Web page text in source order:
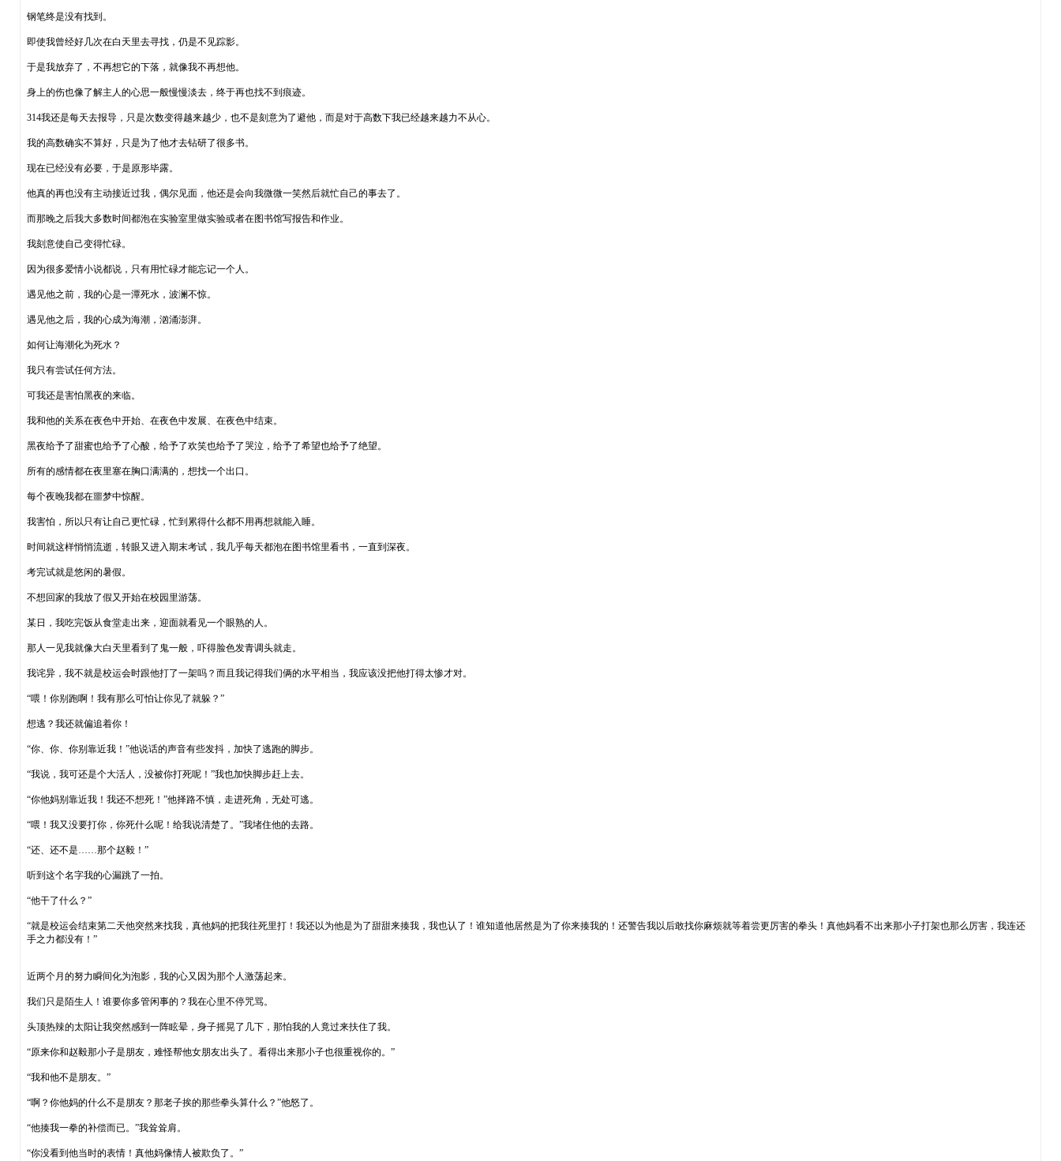
钢笔终是没有找到。
即使我曾经好几次在白天里去寻找，仍是不见踪影。
于是我放弃了，不再想它的下落，就像我不再想他。
身上的伤也像了解主人的心思一般慢慢淡去，终于再也找不到痕迹。
314我还是每天去报导，只是次数变得越来越少，也不是刻意为了避他，而是对于高数下我已经越来越力不从心。
我的高数确实不算好，只是为了他才去钻研了很多书。
现在已经没有必要，于是原形毕露。
他真的再也没有主动接近过我，偶尔见面，他还是会向我微微一笑然后就忙自己的事去了。
而那晚之后我大多数时间都泡在实验室里做实验或者在图书馆写报告和作业。
我刻意使自己变得忙碌。
因为很多爱情小说都说，只有用忙碌才能忘记一个人。
遇见他之前，我的心是一潭死水，波澜不惊。
遇见他之后，我的心成为海潮，汹涌澎湃。
如何让海潮化为死水？
我只有尝试任何方法。
可我还是害怕黑夜的来临。
我和他的关系在夜色中开始、在夜色中发展、在夜色中结束。
黑夜给予了甜蜜也给予了心酸，给予了欢笑也给予了哭泣，给予了希望也给予了绝望。
所有的感情都在夜里塞在胸口满满的，想找一个出口。
每个夜晚我都在噩梦中惊醒。
我害怕，所以只有让自己更忙碌，忙到累得什么都不用再想就能入睡。
时间就这样悄悄流逝，转眼又进入期末考试，我几乎每天都泡在图书馆里看书，一直到深夜。
考完试就是悠闲的暑假。
不想回家的我放了假又开始在校园里游荡。
某日，我吃完饭从食堂走出来，迎面就看见一个眼熟的人。
那人一见我就像大白天里看到了鬼一般，吓得脸色发青调头就走。
我诧异，我不就是校运会时跟他打了一架吗？而且我记得我们俩的水平相当，我应该没把他打得太惨才对。
“喂！你别跑啊！我有那么可怕让你见了就躲？”
想逃？我还就偏追着你！
“你、你、你别靠近我！”他说话的声音有些发抖，加快了逃跑的脚步。
“我说，我可还是个大活人，没被你打死呢！”我也加快脚步赶上去。
“你他妈别靠近我！我还不想死！”他择路不慎，走进死角，无处可逃。
“喂！我又没要打你，你死什么呢！给我说清楚了。”我堵住他的去路。
“还、还不是……那个赵毅！”
听到这个名字我的心漏跳了一拍。
“他干了什么？”
“就是校运会结束第二天他突然来找我，真他妈的把我往死里打！我还以为他是为了甜甜来揍我，我也认了！谁知道他居然是为了你来揍我的！还警告我以后敢找你麻烦就等着尝更厉害的拳头！真他妈看不出来那小子打架也那么厉害，我连还
手之力都没有！”
近两个月的努力瞬间化为泡影，我的心又因为那个人激荡起来。
我们只是陌生人！谁要你多管闲事的？我在心里不停咒骂。
头顶热辣的太阳让我突然感到一阵眩晕，身子摇晃了几下，那怕我的人竟过来扶住了我。
“原来你和赵毅那小子是朋友，难怪帮他女朋友出头了。看得出来那小子也很重视你的。”
“我和他不是朋友。”
“啊？你他妈的什么不是朋友？那老子挨的那些拳头算什么？”他怒了。
“他揍我一拳的补偿而已。”我耸耸肩。
“你没看到他当时的表情！真他妈像情人被欺负了。”